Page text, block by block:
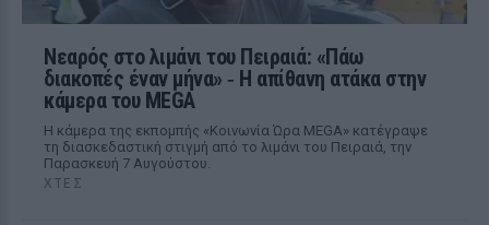
Νεαρός στο λιμάνι του Πειραιά: «Πάω
διακοπές έναν μήνα» ‑ Η απίθανη ατάκα στην
κάμερα του MEGA
Η κάμερα της εκπομπής «Κοινωνία Ώρα MEGA» κατέγραψε
τη διασκεδαστική στιγμή από το λιμάνι του Πειραιά, την
Παρασκευή 7 Αυγούστου.
ΧΤΕΣ